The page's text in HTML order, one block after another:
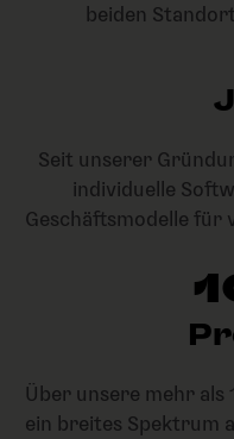
beiden
Seit unserer
individuelle
Geschäftsmodelle für
Über unsere mehr
ein breites Spektrum